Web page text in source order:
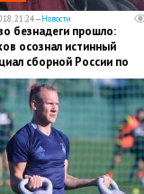
21:24 —Новости
безнадеги прошло:
осознал истинный
сборной России по